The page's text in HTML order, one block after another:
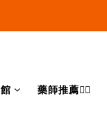
藥師推薦👨‍⚕️